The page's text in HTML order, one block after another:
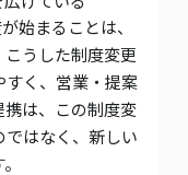
始まることは、
うした制度変更
すく、営業・提案
は、この制度変
はなく、新しい